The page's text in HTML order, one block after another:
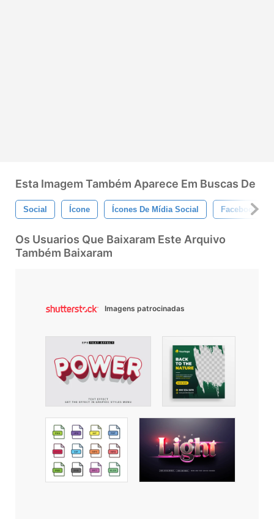
Esta Imagem Também Aparece Em Buscas De
Social Ícone Ícones De Mídia Social Facebook
Os Usuarios Que Baixaram Este Arquivo
Também Baixaram
Imagens patrocinadas